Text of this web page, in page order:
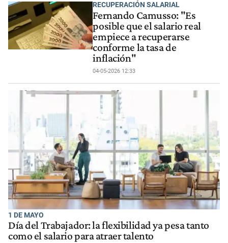
RECUPERACIÓN SALARIAL
Fernando Camusso: "Es
posible que el salario real
empiece a recuperarse
conforme la tasa de
inflación"
04-05-2026 12:33
1 DE MAYO
Día del Trabajador: la flexibilidad ya pesa tanto
como el salario para atraer talento